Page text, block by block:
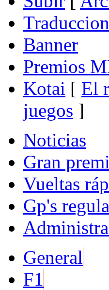
Banner
Premios
Kotai [ El
juegos ]
Noticias
Gran
Vueltas
Gp's
General
F1